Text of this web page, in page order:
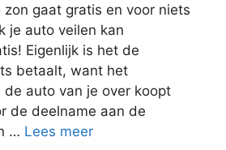
zon gaat gratis en voor niets
je auto veilen kan
Eigenlijk is het de
betaalt, want het
auto van je over koopt
de deelname aan de
… Lees meer